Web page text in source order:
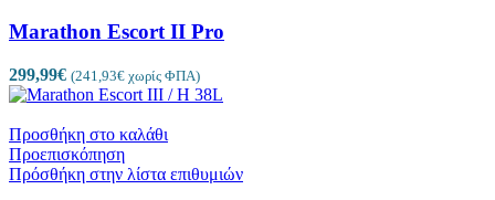
Marathon Escort II Pro
299,99€ (241,93€ χωρίς ΦΠΑ)
Προσθήκη στο καλάθι
Προεπισκόπηση
Πρόσθήκη στην λίστα επιθυμιών